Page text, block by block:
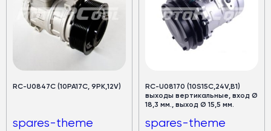
RC-U0847С (10PA17C, 9PK,12V)
spares-theme
RC-U08170 (10S15С,24V,В1)
выходы вертикальные, вход Ø
18,3 мм., выход Ø 15,5 мм.
spares-theme